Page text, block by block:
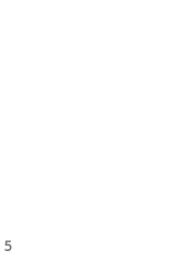
5